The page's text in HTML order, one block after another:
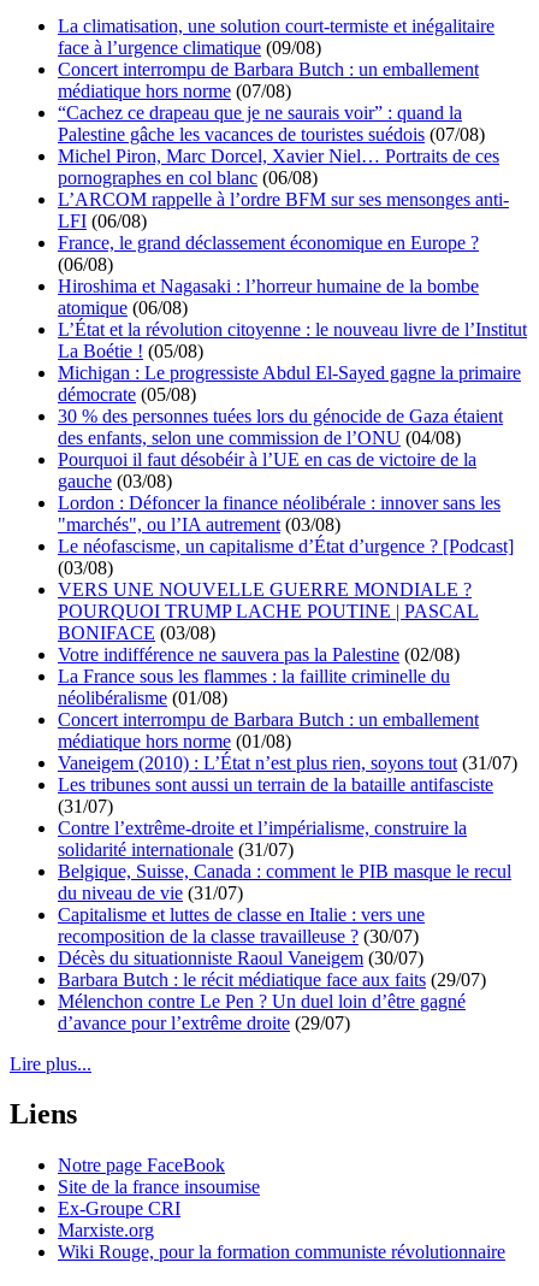
La climatisation, une solution court-termiste et inégalitaire
face à l’urgence climatique (09/08)
Concert interrompu de Barbara Butch : un emballement
médiatique hors norme (07/08)
“Cachez ce drapeau que je ne saurais voir” : quand la
Palestine gâche les vacances de touristes suédois (07/08)
Michel Piron, Marc Dorcel, Xavier Niel… Portraits de ces
pornographes en col blanc (06/08)
L’ARCOM rappelle à l’ordre BFM sur ses mensonges anti-
LFI (06/08)
France, le grand déclassement économique en Europe ?
(06/08)
Hiroshima et Nagasaki : l’horreur humaine de la bombe
atomique (06/08)
L’État et la révolution citoyenne : le nouveau livre de l’Institut
La Boétie ! (05/08)
Michigan : Le progressiste Abdul El-Sayed gagne la primaire
démocrate (05/08)
30 % des personnes tuées lors du génocide de Gaza étaient
des enfants, selon une commission de l’ONU (04/08)
Pourquoi il faut désobéir à l’UE en cas de victoire de la
gauche (03/08)
Lordon : Défoncer la finance néolibérale : innover sans les
"marchés", ou l’IA autrement (03/08)
Le néofascisme, un capitalisme d’État d’urgence ? [Podcast]
(03/08)
VERS UNE NOUVELLE GUERRE MONDIALE ?
POURQUOI TRUMP LACHE POUTINE | PASCAL
BONIFACE (03/08)
Votre indifférence ne sauvera pas la Palestine (02/08)
La France sous les flammes : la faillite criminelle du
néolibéralisme (01/08)
Concert interrompu de Barbara Butch : un emballement
médiatique hors norme (01/08)
Vaneigem (2010) : L’État n’est plus rien, soyons tout (31/07)
Les tribunes sont aussi un terrain de la bataille antifasciste
(31/07)
Contre l’extrême-droite et l’impérialisme, construire la
solidarité internationale (31/07)
Belgique, Suisse, Canada : comment le PIB masque le recul
du niveau de vie (31/07)
Capitalisme et luttes de classe en Italie : vers une
recomposition de la classe travailleuse ? (30/07)
Décès du situationniste Raoul Vaneigem (30/07)
Barbara Butch : le récit médiatique face aux faits (29/07)
Mélenchon contre Le Pen ? Un duel loin d’être gagné
d’avance pour l’extrême droite (29/07)
Lire plus...
Liens
Notre page FaceBook
Site de la france insoumise
Ex-Groupe CRI
Marxiste.org
Wiki Rouge, pour la formation communiste révolutionnaire